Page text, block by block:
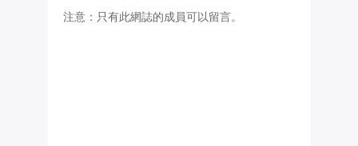
注意：只有此網誌的成員可以留言。